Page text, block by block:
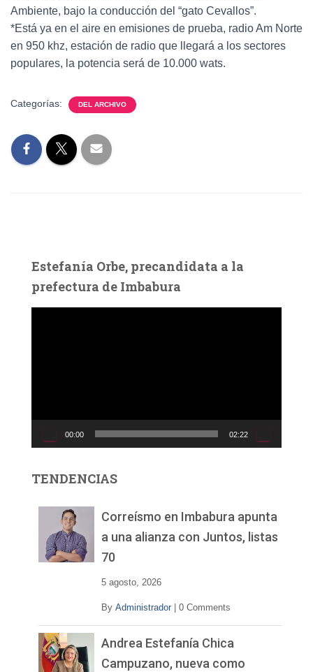
Ambiente, bajo la conducción del “gato Cevallos”.
*Está ya en el aire en emisiones de prueba, radio Am Norte
en 950 khz, estación de radio que llegará a los sectores
populares, la potencia será de 10.000 wats.
Categorías: DEL ARCHIVO
Estefanía Orbe, precandidata a la
prefectura de Imbabura
c
d
00:00 02:22
TENDENCIAS
Correísmo en Imbabura apunta
a una alianza con Juntos, listas
70
5 agosto, 2026
By Administrador 0 Comments
Andrea Estefanía Chica
Campuzano, nueva como